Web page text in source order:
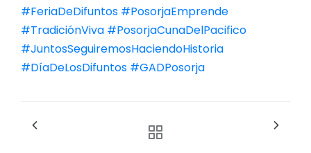
#FeriaDeDifuntos #PosorjaEmprende
#TradiciónViva #PosorjaCunaDelPacifico
#JuntosSeguiremosHaciendoHistoria
#DíaDeLosDifuntos #GADPosorja